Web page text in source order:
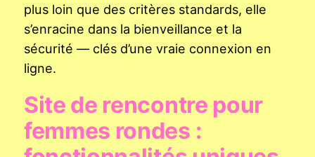
plus loin que des critères standards, elle
s’enracine dans la bienveillance et la
sécurité — clés d’une vraie connexion en
ligne.
Site de rencontre pour
femmes rondes :